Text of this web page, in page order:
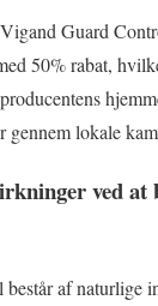
Guard
50% rabat,
gennem lokale
ved at
af naturlige